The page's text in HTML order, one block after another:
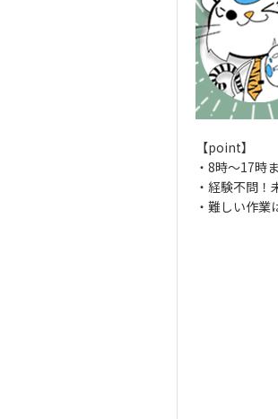
【point】
・8時～17時
・経験不問！
・難しい作業